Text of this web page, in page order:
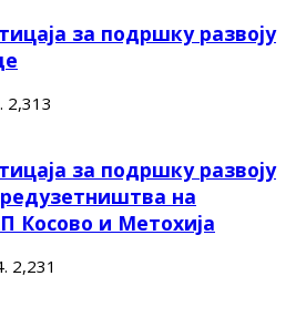
за подршку развоју
2,313
за подршку развоју
на
Косово и Метохија
2,231